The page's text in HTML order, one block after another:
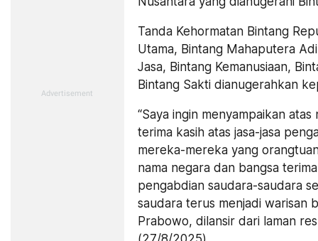
Tanda Kehormatan Bintang
Utama, Bintang Mahaputera
Jasa, Bintang Kemanusiaan,
Bintang Sakti dianugerahkan
“Saya ingin menyampaikan
terima kasih atas jasa-jasa
mereka-mereka yang
nama negara dan bangsa
pengabdian saudara-saudara
saudara terus menjadi warisan
Prabowo, dilansir dari laman